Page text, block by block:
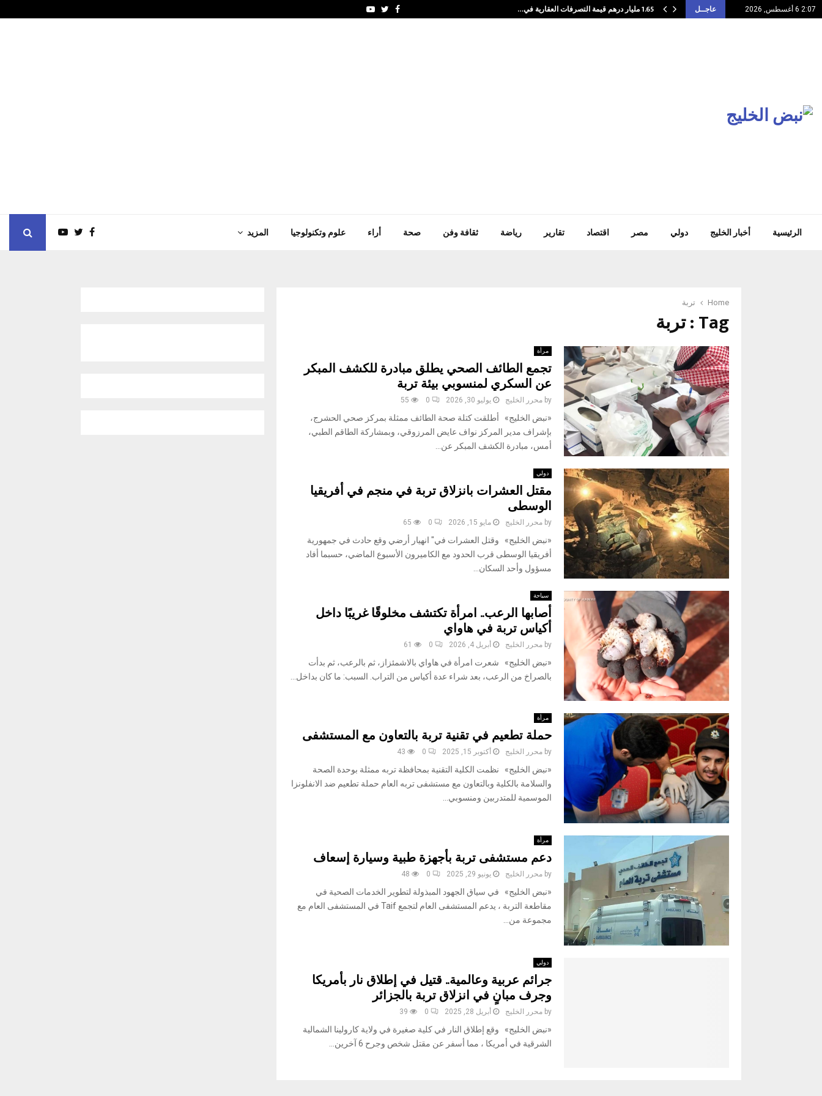
2:07 6 أغسطس, 2026 عاجــل 1.65 مليار درهم قيمة التصرفات العقارية في… Facebook
Twitter
Youtube
الرئيسية أخبار الخليج دولي مصر اقتصاد تقارير رياضة ثقافة وفن صحة أراء علوم وتكنولوجيا المزيد
Home تربة
Tag : تربة
مرأة
تجمع الطائف الصحي يطلق مبادرة للكشف المبكر
عن السكري لمنسوبي بيئة تربة
by محرر الخليج يوليو 30, 2026 0
55
«نبض الخليج» أطلقت كتلة صحة الطائف ممثلة بمركز صحي الحشرج،
بإشراف مدير المركز نواف عايض المرزوقي، وبمشاركة الطاقم الطبي،
أمس، مبادرة الكشف المبكر عن...
دولي
مقتل العشرات بانزلاق تربة في منجم في أفريقيا
الوسطى
by محرر الخليج مايو 15, 2026 0
65
«نبض الخليج» وقتل العشرات في" انهيار أرضي وقع حادث في جمهورية
أفريقيا الوسطى قرب الحدود مع الكاميرون الأسبوع الماضي، حسبما أفاد
مسؤول وأحد السكان...
سياحة
أصابها الرعب.. امرأة تكتشف مخلوقًا غريبًا داخل
أكياس تربة في هاواي
by محرر الخليج أبريل 4, 2026 0
61
«نبض الخليج» شعرت امرأة في هاواي بالاشمئزاز، ثم بالرعب، ثم بدأت
بالصراخ من الرعب، بعد شراء عدة أكياس من التراب. السبب: ما كان بداخل...
مرأة
حملة تطعيم في تقنية تربة بالتعاون مع المستشفى
by محرر الخليج أكتوبر 15, 2025 0
43
«نبض الخليج» نظمت الكلية التقنية بمحافظة تربه ممثلة بوحدة الصحة
والسلامة بالكلية وبالتعاون مع مستشفى تربه العام حملة تطعيم ضد الانفلونزا
الموسمية للمتدربين ومنسوبي...
مرأة
دعم مستشفى تربة بأجهزة طبية وسيارة إسعاف
by محرر الخليج يونيو 29, 2025 0
48
«نبض الخليج» في سياق الجهود المبذولة لتطوير الخدمات الصحية في
مقاطعة التربة ، يدعم المستشفى العام لتجمع Taif في المستشفى العام مع
مجموعة من...
دولي
جرائم عربية وعالمية.. قتيل في إطلاق نار بأمريكا
وجرف مبانٍ في انزلاق تربة بالجزائر
by محرر الخليج أبريل 28, 2025 0
39
«نبض الخليج» وقع إطلاق النار في كلية صغيرة في ولاية كارولينا الشمالية
الشرقية في أمريكا ، مما أسفر عن مقتل شخص وجرح 6 آخرين...